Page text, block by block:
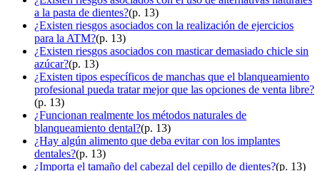
a la pasta de dientes?(p. 13)
¿Existen riesgos asociados con la realización de ejercicios
para la ATM?(p. 13)
¿Existen riesgos asociados con masticar demasiado chicle sin
azúcar?(p. 13)
¿Existen tipos específicos de manchas que el blanqueamiento
profesional pueda tratar mejor que las opciones de venta libre?
(p. 13)
¿Funcionan realmente los métodos naturales de
blanqueamiento dental?(p. 13)
¿Hay algún alimento que deba evitar con los implantes
dentales?(p. 13)
¿Importa el tamaño del cabezal del cepillo de dientes?(p. 13)